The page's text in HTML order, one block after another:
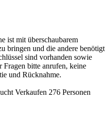
ist mit überschaubarem
bringen und die andere benötigt
sind vorhanden sowie
bitte anrufen, keine
und Rücknahme.
Verkaufen 276 Personen